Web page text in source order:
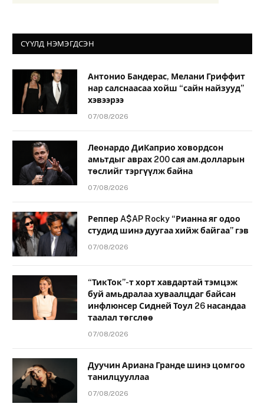
СҮҮЛД НЭМЭГДСЭН
Антонио Бандерас, Мелани Гриффит
нар салснаасаа хойш “сайн найзууд”
хэвээрээ
07/08/2026
Леонардо ДиКаприо ховордсон
амьтдыг аврах 200 сая ам.долларын
төслийг тэргүүлж байна
07/08/2026
Реппер A$AP Rocky “Рианна яг одоо
студид шинэ дуугаа хийж байгаа” гэв
07/08/2026
“ТикТок”-т хорт хавдартай тэмцэж
буй амьдралаа хуваалцдаг байсан
инфлюнсер Сидней Тоул 26 насандаа
таалал төгслөө
07/08/2026
Дуучин Ариана Гранде шинэ цомгоо
танилцууллаа
07/08/2026